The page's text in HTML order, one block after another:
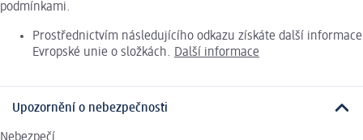
podmínkami.
Prostřednictvím následujícího odkazu získáte další informace
Evropské unie o složkách. Další informace
Upozornění o nebezpečnosti